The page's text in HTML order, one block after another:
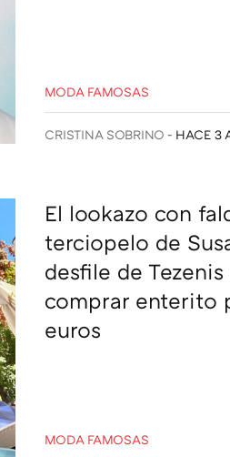
MODA FAMOSAS
CRISTINA SOBRINO HACE 3
El lookazo con
terciopelo de
desfile de
comprar enterito
euros
MODA FAMOSAS